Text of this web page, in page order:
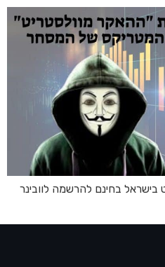
בחינם להרשמה לוובינר